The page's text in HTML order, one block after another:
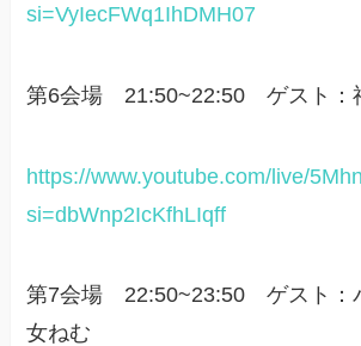
si=VyIecFWq1IhDMH07
第6会場 21:50~22:50 ゲスト：
https://www.youtube.com/live/
si=dbWnp2IcKfhLIqff
第7会場 22:50~23:50 ゲスト：
女ねむ